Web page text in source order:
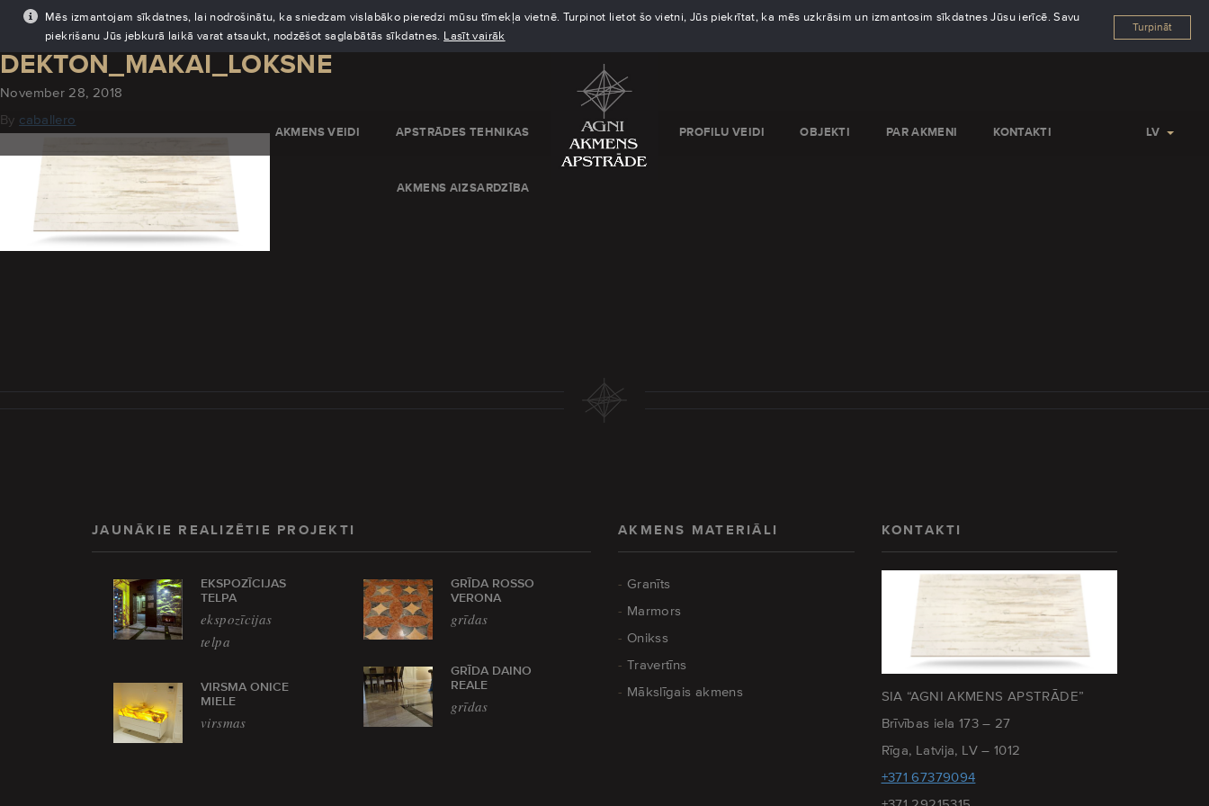
Mēs izmantojam sīkdatnes, lai nodrošinātu, ka sniedzam vislabāko pieredzi mūsu tīmekļa vietnē. Turpinot lietot šo vietni, Jūs piekrītat, ka mēs uzkrāsim un izmantosim sīkdatnes Jūsu ierīcē. Savu
piekrišanu Jūs jebkurā laikā varat atsaukt, nodzēšot saglabātās sīkdatnes. Lasīt vairāk
Turpināt
AKMENS VEIDI APSTRĀDES TEHNIKAS
AKMENS AIZSARDZĪBA
PROFILU VEIDI OBJEKTI PAR AKMENI KONTAKTI LV
DEKTON_MAKAI_LOKSNE
November 28, 2018
By caballero
JAUNĀKIE REALIZĒTIE PROJEKTI
EKSPOZĪCIJAS
TELPA
ekspozīcijas
telpa
VIRSMA ONICE
MIELE
virsmas
GRĪDA ROSSO
VERONA
grīdas
GRĪDA DAINO
REALE
grīdas
AKMENS MATERIĀLI
Granīts
Marmors
Onikss
Travertīns
Mākslīgais akmens
KONTAKTI
SIA “AGNI AKMENS APSTRĀDE”
Brīvības iela 173 – 27
Rīga, Latvija, LV – 1012
+371 67379094